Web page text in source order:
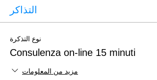
التذاكر
نوع التذكرة
Consulenza on-line 15 minuti
مزيد من المعلومات